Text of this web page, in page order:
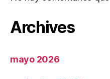
Archives
mayo 2026